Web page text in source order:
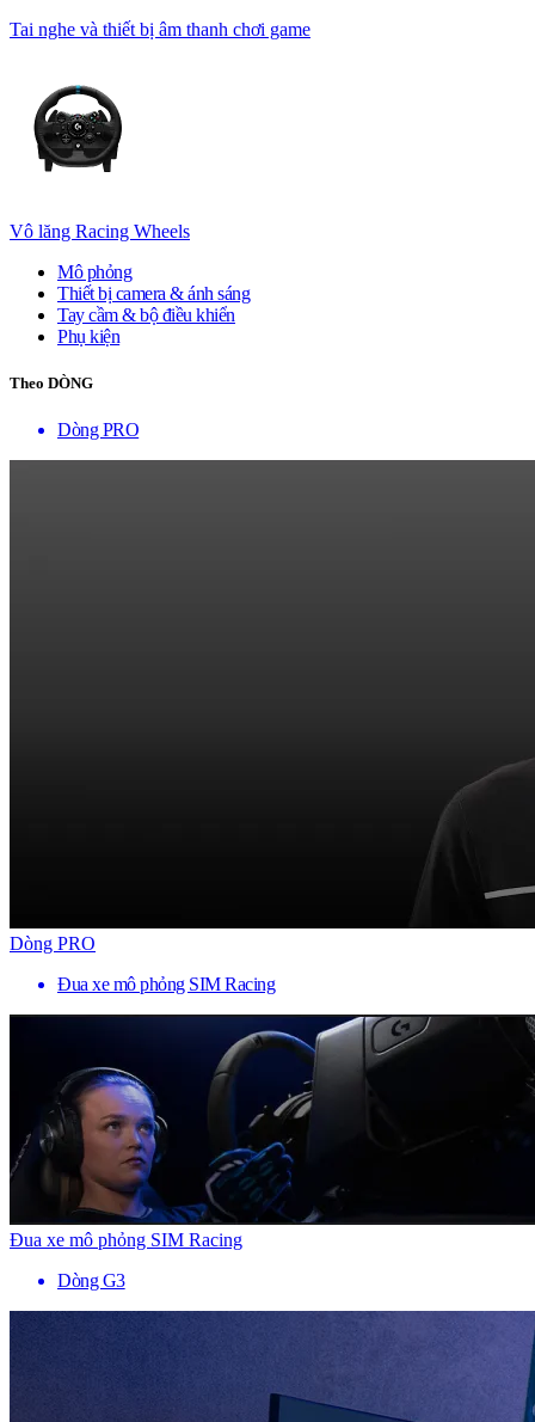
Tai nghe và thiết bị âm thanh chơi game
Vô lăng Racing Wheels
Mô phỏng
Thiết bị camera & ánh sáng
Tay cầm & bộ điều khiển
Phụ kiện
Theo DÒNG
Dòng PRO
Dòng PRO
Đua xe mô phỏng SIM Racing
Đua xe mô phỏng SIM Racing
Dòng G3